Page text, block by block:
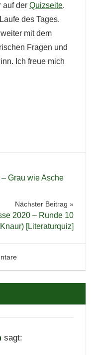
auf der Quizseite.
des Tages.
mit dem
Fragen und
Ich freue mich
Grau wie Asche
Nächster Beitrag
2020 – Runde 10
[Literaturquiz]
sagt: